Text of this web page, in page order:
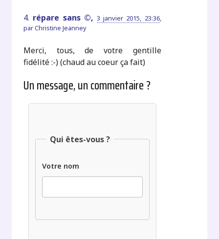
4. répare sans ©, 3 janvier 2015, 23:36,
parChristine Jeanney
Merci, tous, de votre gentille
fidélité :-) (chaud au coeur ça fait)
Un message, un commentaire ?
Qui êtes-vous ?
Votre nom